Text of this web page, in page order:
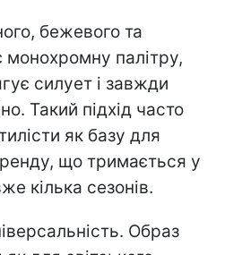
бежевого та
монохромну палітру,
силует і завжди
Такий підхід часто
як базу для
що тримається у
кілька сезонів.
Образ